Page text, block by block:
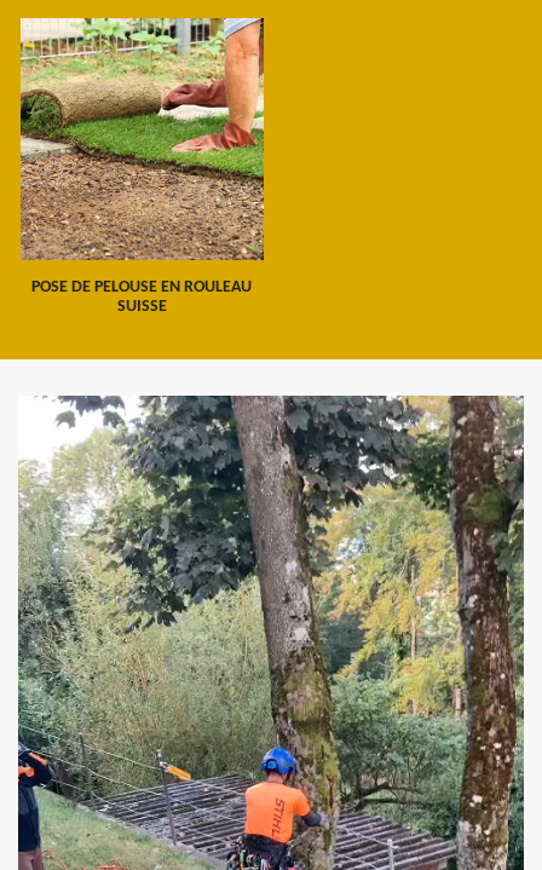
POSE DE PELOUSE EN ROULEAU
SUISSE